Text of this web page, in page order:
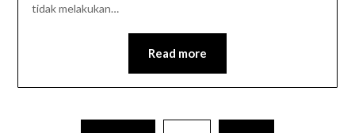
tidak melakukan…
Read more